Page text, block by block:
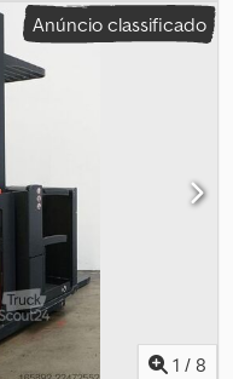
de garfos:560 mm,
em vazio:
mm
com roletes - Garfos
RFID - Proteção de
com movimentação
livre - Sem
agarramento 2800 mm
Anúncio classificado
1 / 8